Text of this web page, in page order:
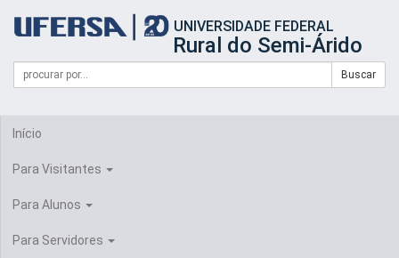
portal
UFERSA
UNIVERSIDADE FEDERAL
Rural do Semi-Árido
Formulário
Busca
Campo
de
Buscar
Início
Para Visitantes
Para Alunos
Para Servidores